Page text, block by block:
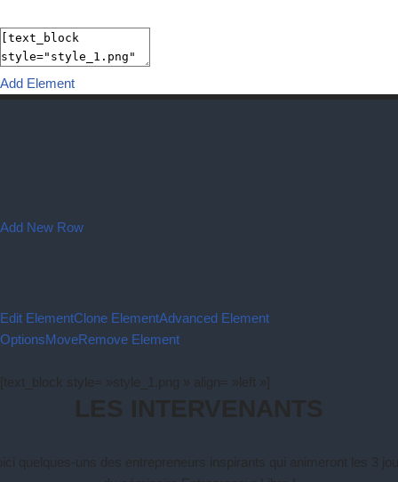
Add Element
Add New Row
Edit ElementClone ElementAdvanced Element
OptionsMoveRemove Element
[text_block style= »style_1.png » align= »left »]
LES INTERVENANTS
quelques-uns des entrepreneurs inspirants qui animeront les 3